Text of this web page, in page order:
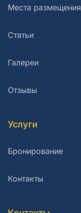
Места размещения
Статьи
Галереи
Отзывы
Услуги
Бронирование
Контакты